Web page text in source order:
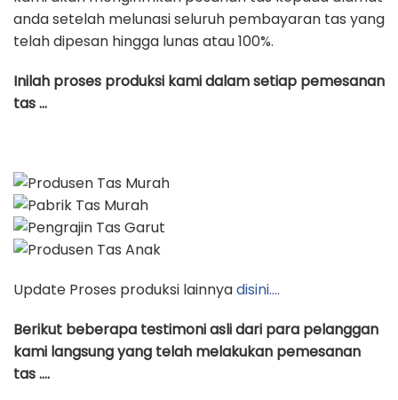
anda setelah melunasi seluruh pembayaran tas yang
telah dipesan hingga lunas atau 100%.
Inilah proses produksi kami dalam setiap pemesanan
tas …
Update Proses produksi lainnyadisini….
Berikut beberapa testimoni asli dari para pelanggan
kami langsung yang telah melakukan pemesanan
tas ….